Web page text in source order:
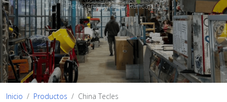
Ferretería Dyfar — Rancagua
Inicio Productos China Tecles